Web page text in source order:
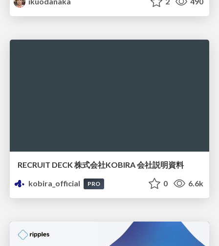
RECRUIT DECK 株式会社KOBIRA 会社説明資料
kobira_official
PRO 0 6.6k